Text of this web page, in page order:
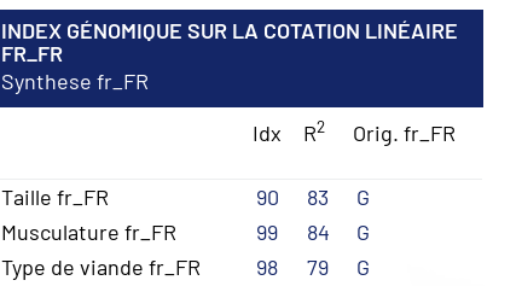
INDEX GÉNOMIQUE SUR LA COTATION LINÉAIRE
FR_FR
Synthese fr_FR
Idx
R2 Orig. fr_FR
Taille fr_FR 90 83
G
Musculature fr_FR
99 84
G
Type de viande fr_FR
98 79
G